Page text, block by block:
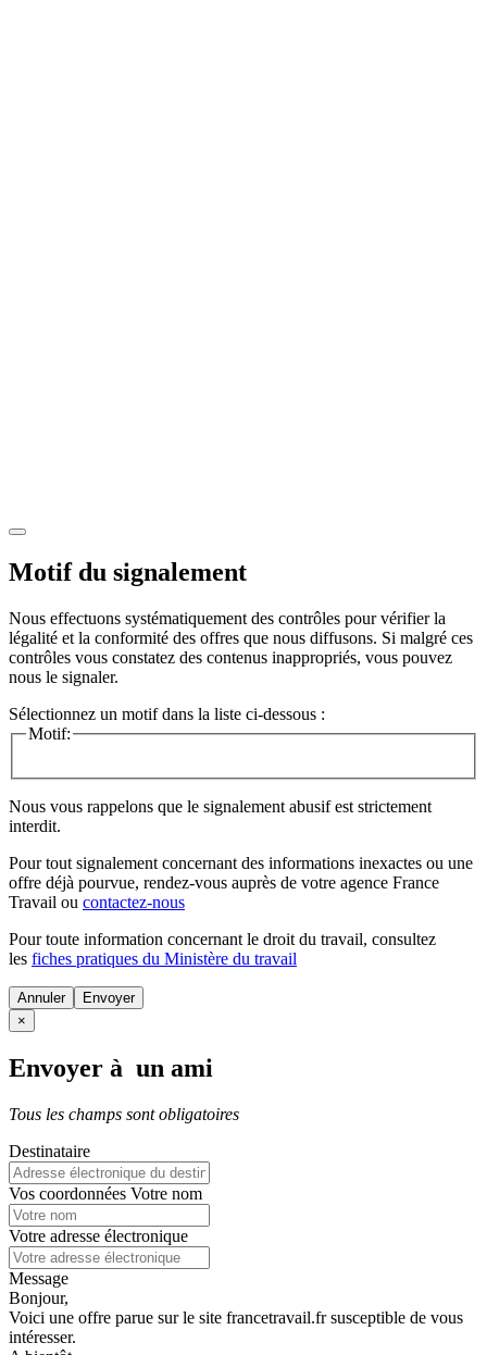
Motif du signalement
Nous effectuons systématiquement des contrôles pour vérifier la
légalité et la conformité des offres que nous diffusons. Si malgré ces
contrôles vous constatez des contenus inappropriés, vous pouvez
nous le signaler.
Sélectionnez un motif dans la liste ci-dessous :
Motif:
Nous vous rappelons que le signalement abusif est strictement
interdit.
Pour tout signalement concernant des informations inexactes ou une
offre déjà pourvue, rendez-vous auprès de votre agence France
Travail ou contactez-nous
Pour toute information concernant le droit du travail, consultez
les fiches pratiques du Ministère du travail
Annuler
×
Envoyer à un ami
Tous les champs sont obligatoires
Destinataire
Vos coordonnées Votre nom
Votre adresse électronique
Message
Bonjour,
Voici une offre parue sur le site francetravail.fr susceptible de vous
intéresser.